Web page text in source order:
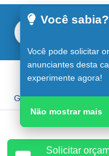
Locação de
Guia do Construtor
Solicitar
Você sabia?
Você pode solicitar
anunciantes desta
experimente agora!
Não mostrar mais